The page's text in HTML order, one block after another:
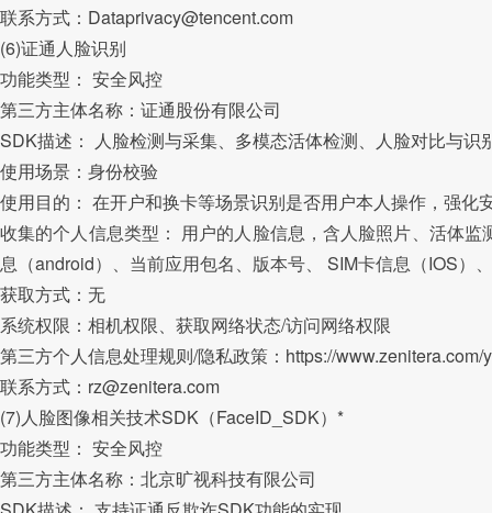
联系方式：Dataprivacy@tencent.com
(6)证通人脸识别
功能类型： 安全风控
第三方主体名称：证通股份有限公司
SDK描述： 人脸检测与采集、多模态活体检测、人脸对比与识
使用场景：身份校验
使用目的： 在开户和换卡等场景识别是否用户本人操作，强化
收集的个人信息类型： 用户的人脸信息，含人脸照片、活体
息（android）、当前应用包名、版本号、 SIM卡信息（IOS）
获取方式：无
系统权限：相机权限、获取网络状态/访问网络权限
第三方个人信息处理规则/隐私政策：https://www.zenitera.com/
联系方式：rz@zenitera.com
(7)人脸图像相关技术SDK（FaceID_SDK）*
功能类型： 安全风控
第三方主体名称：北京旷视科技有限公司